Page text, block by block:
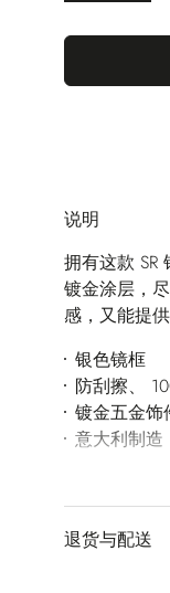
说明
拥有这款 SR
镀金涂层，
感，又能提
银色镜框
防刮擦、
镀金五金饰
意大利制造
退货与配送